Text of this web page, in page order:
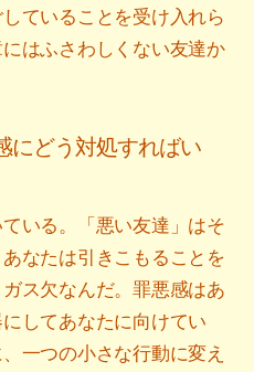
ていることを受け入れら
はふさわしくない友達か
にどう対処すればい
いる。「悪い友達」はそ
なたは引きこもることを
ス欠なんだ。罪悪感はあ
してあなたに向けてい
一つの小さな行動に変え